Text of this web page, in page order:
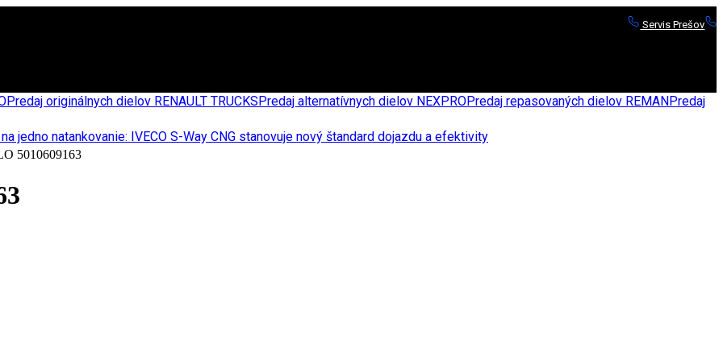
Servis Prešov
Predaj originálnych dielov RENAULT TRUCKSPredaj alternatívnych dielov NEXPROPredaj repasovaných dielov REMANPredaj
5010609163